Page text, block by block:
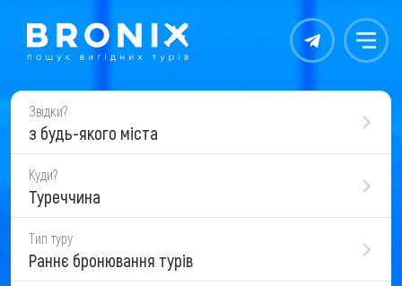
Контакты Меню
Звідки?
з будь-якого міста
Куди?
Туреччина
Тип туру
Раннє бронювання турів